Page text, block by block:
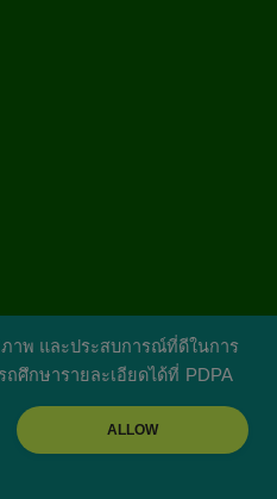
าพ และประสบการณ์ที่ดีในการ
ศึกษารายละเอียดได้ที่ PDPA
ALLOW
จำกัด
ตรนวมินทร์ ถ.ประเสริฐมนู